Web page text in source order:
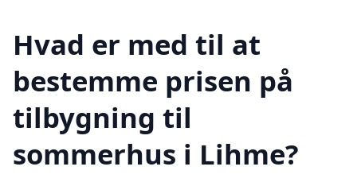
Hvad er med til at
bestemme prisen på
tilbygning til
sommerhus i Lihme?